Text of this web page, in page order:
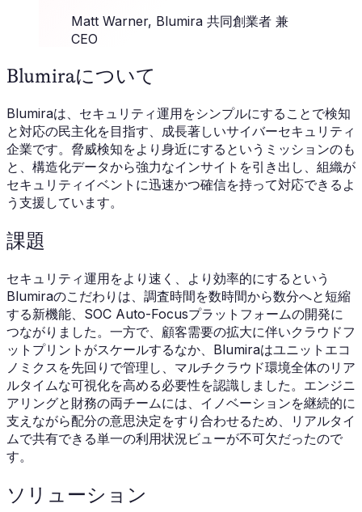
Matt Warner, Blumira 共同創業者 兼
CEO
Blumiraについて
Blumiraは、セキュリティ運用をシンプルにすることで検知
と対応の民主化を目指す、成長著しいサイバーセキュリティ
企業です。脅威検知をより身近にするというミッションのも
と、構造化データから強力なインサイトを引き出し、組織が
セキュリティイベントに迅速かつ確信を持って対応できるよ
う支援しています。
課題
セキュリティ運用をより速く、より効率的にするという
Blumiraのこだわりは、調査時間を数時間から数分へと短縮
する新機能、SOC Auto-Focusプラットフォームの開発に
つながりました。一方で、顧客需要の拡大に伴いクラウドフ
ットプリントがスケールするなか、Blumiraはユニットエコ
ノミクスを先回りで管理し、マルチクラウド環境全体のリア
ルタイムな可視化を高める必要性を認識しました。エンジニ
アリングと財務の両チームには、イノベーションを継続的に
支えながら配分の意思決定をすり合わせるため、リアルタイ
ムで共有できる単一の利用状況ビューが不可欠だったので
す。
ソリューション